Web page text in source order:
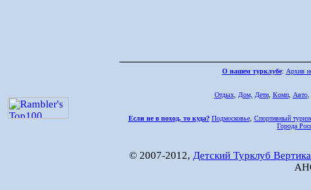
О нашем турклубе: Архив
Отдых, Дом, Дети, Комп, Авто,
Если не в поход, то куда? Подмосковье, Спортивный
Города
© 2007-2012, Детский Турклуб